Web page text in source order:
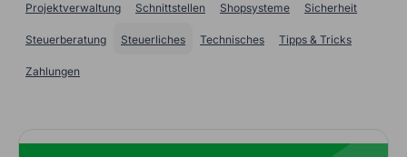
Projektverwaltung Schnittstellen Shopsysteme Sicherheit
Steuerberatung Steuerliches Technisches Tipps & Tricks
Zahlungen